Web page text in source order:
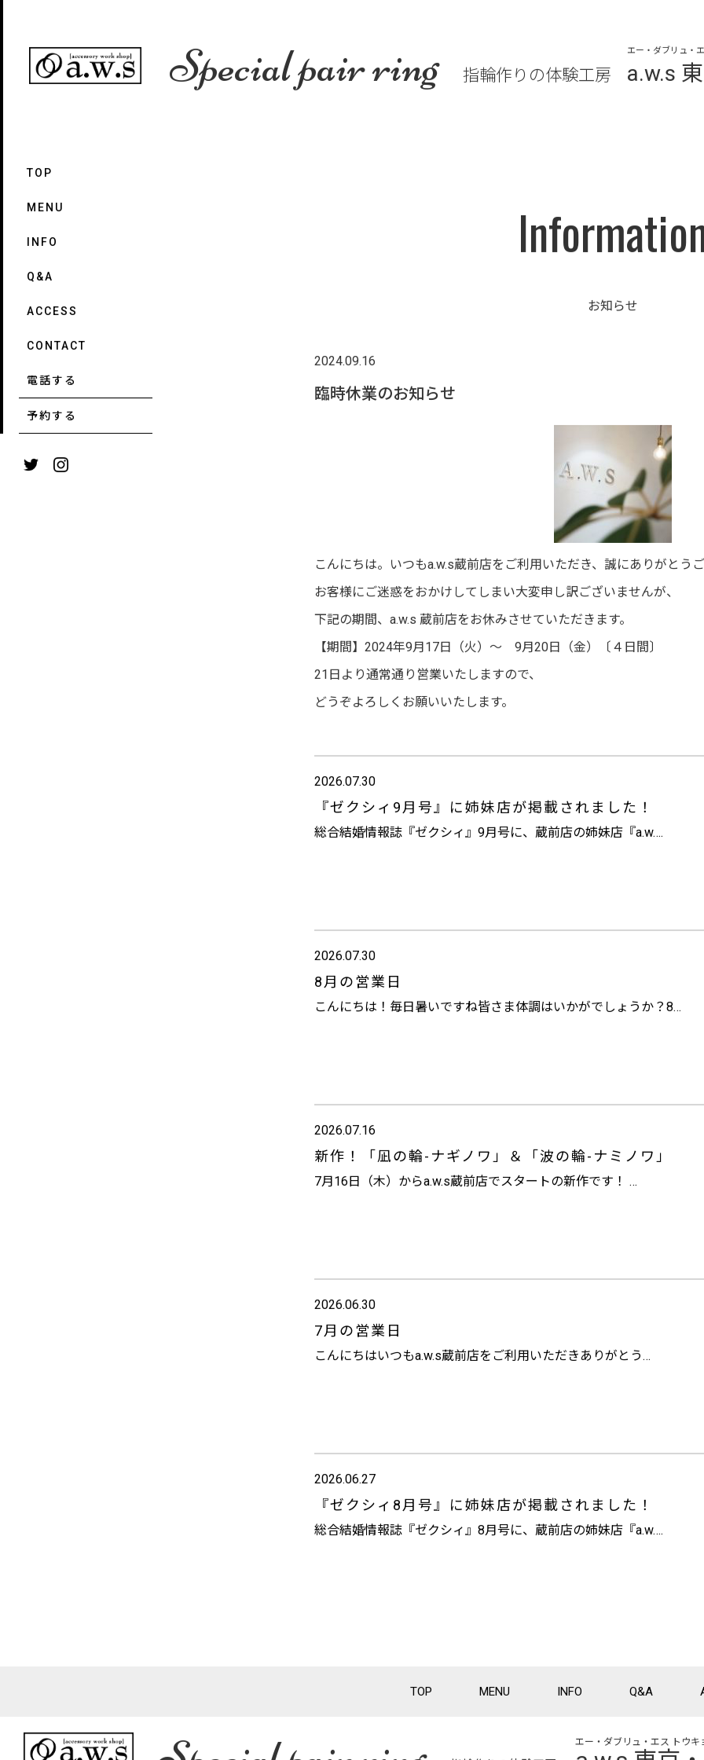
TOP
MENU
INFO
Q&A
ACCESS
CONTACT
電話する
予約する
Special pair ring 指輪作りの体験工房
エー・ダブリュ・
a.w.s
お知らせ
2024.09.16
臨時休業のお知らせ
こんにちは。いつもa.w.s蔵前店をご利用いただき、誠にありがとうご
お客様にご迷惑をおかけしてしまい大変申し訳ございませんが、
下記の期間、a.w.s 蔵前店をお休みさせていただきます。
【期間】2024年9月17日（火）〜 9月20日（金）〔４日間〕
21日より通常通り営業いたしますので、
どうぞよろしくお願いいたします。
2026.07.30
『ゼクシィ9月号』に姉妹店が掲載されました！
総合結婚情報誌『ゼクシィ』9月号に、蔵前店の姉妹店『a.w….
2026.07.30
8月の営業日
こんにちは！毎日暑いですね皆さま体調はいかがでしょうか？8…
2026.07.16
新作！「凪の輪-ナギノワ」＆「波の輪-ナミノワ」
7月16日（木）からa.w.s蔵前店でスタートの新作です！ …
2026.06.30
7月の営業日
こんにちはいつもa.w.s蔵前店をご利用いただきありがとう…
2026.06.27
『ゼクシィ8月号』に姉妹店が掲載されました！
総合結婚情報誌『ゼクシィ』8月号に、蔵前店の姉妹店『a.w….
TOP MENU INFO Q&A
エー・ダブリュ・エス トウキ